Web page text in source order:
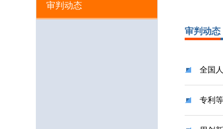
审判动态
审判动态
全国
专利